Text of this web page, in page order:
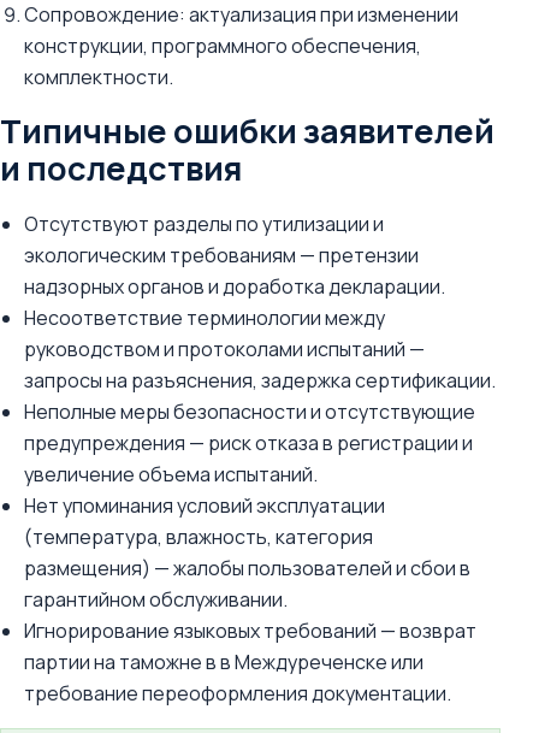
Сопровождение: актуализация при изменении
конструкции, программного обеспечения,
комплектности.
Типичные ошибки заявителей
и последствия
Отсутствуют разделы по утилизации и
экологическим требованиям — претензии
надзорных органов и доработка декларации.
Несоответствие терминологии между
руководством и протоколами испытаний —
запросы на разъяснения, задержка сертификации.
Неполные меры безопасности и отсутствующие
предупреждения — риск отказа в регистрации и
увеличение объема испытаний.
Нет упоминания условий эксплуатации
(температура, влажность, категория
размещения) — жалобы пользователей и сбои в
гарантийном обслуживании.
Игнорирование языковых требований — возврат
партии на таможне в в Междуреченске или
требование переоформления документации.